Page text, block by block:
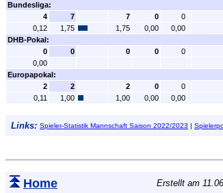
Bundesliga:
4
7 7 0 0
0,12
1,75 1,75 0,00 0,00
DHB-Pokal:
0
0 0 0 0
0,00
Europapokal:
2
2 2 0 0
0,11
1,00 1,00 0,00 0,00
Links: Spieler-Statistik Mannschaft Saison 2022/2023 |
Home Erstellt am